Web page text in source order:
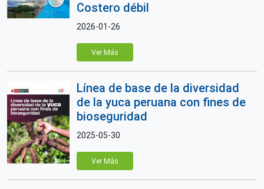
Costero débil
2026-01-26
Ver Más
Línea de base de la diversidad
de la yuca peruana con fines de
bioseguridad
2025-05-30
Ver Más